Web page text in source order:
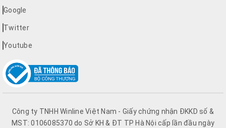
Google
Twitter
Youtube
Công ty TNHH Winline Việt Nam - Giấy chứng nhận ĐKKD số &
MST: 0106085370 do Sở KH & ĐT TP Hà Nội cấp lần đầu ngày